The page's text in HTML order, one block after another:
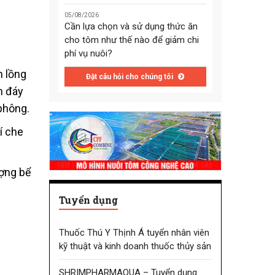
lồng
đáy
che
bể
05/08/2026
Cần lựa chọn và sử dụng thức ăn
cho tôm như thế nào để giảm chi
phí vụ nuôi?
Đặt câu hỏi cho chúng tôi
Tuyển dụng
Thuốc Thú Y Thịnh Á tuyển nhân viên
kỹ thuật và kinh doanh thuốc thủy sản
SHRIMPHARMAQUA – Tuyển dụng